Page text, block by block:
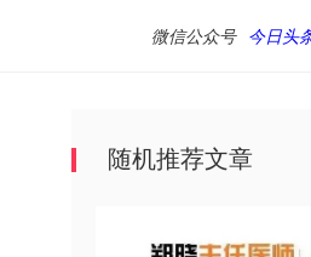
微信公众号 今日头
随机推荐文章